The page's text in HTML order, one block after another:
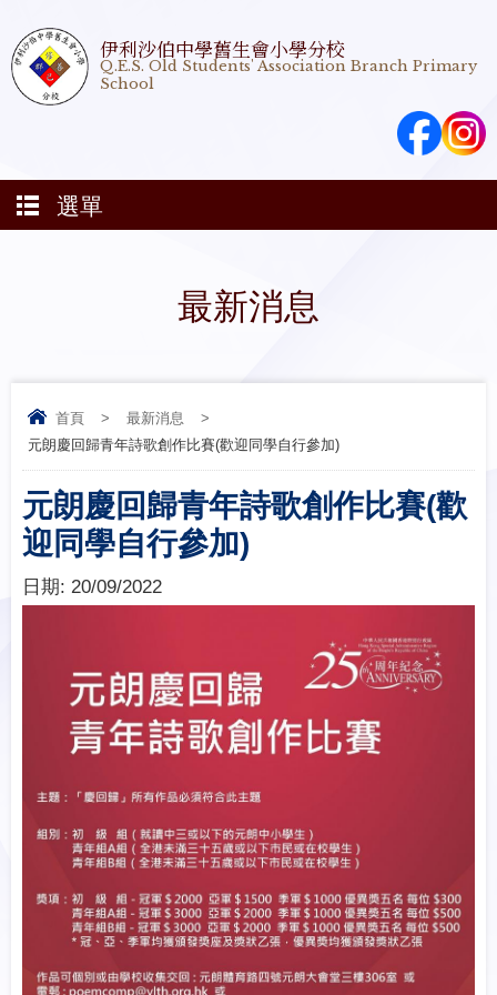
伊利沙伯中學舊生會小學分校
Q.E.S. Old Students' Association Branch Primary
School
選單
最新消息
首頁 > 最新消息
>
元朗慶回歸青年詩歌創作比賽(歡迎同學自行參加)
元朗慶回歸青年詩歌創作比賽(歡
迎同學自行參加)
日期: 20/09/2022